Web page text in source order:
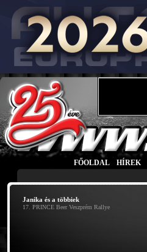
FŐOLDAL HÍREK
Janika és a többiek
17. PRINCE Beer Veszprém Rallye